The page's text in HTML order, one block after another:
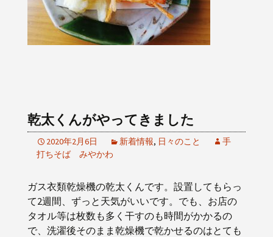
乾太くんがやってきました
2020年2月6日 新着情報, 日々のこと
手
打ちそば みやかわ
ガス衣類乾燥機の乾太くんです。設置してもらっ
て2週間、ずっと天気がいいです。でも、お店の
タオル等は枚数も多く干すのも時間がかかるの
で、洗濯後そのまま乾燥機で乾かせるのはとても